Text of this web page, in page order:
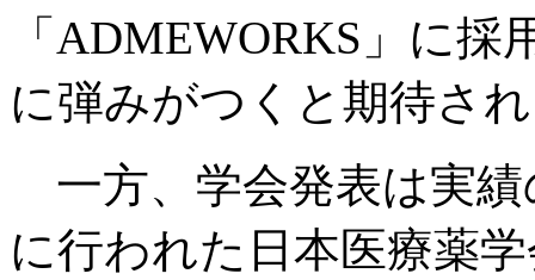
「ADMEWORKS」に
に弾みがつくと期待さ
一方、学会発表は実績
に行われた日本医療薬